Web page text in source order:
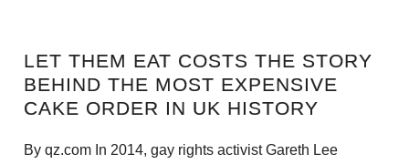
LET THEM EAT COSTS THE STORY
BEHIND THE MOST EXPENSIVE
CAKE ORDER IN UK HISTORY
By qz.com In 2014, gay rights activist Gareth Lee